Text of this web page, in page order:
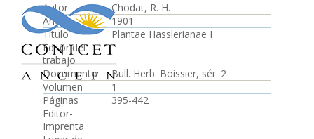
Autor
Chodat, R. H.
Año
1901
Título
Plantae Hasslerianae I
Editor del
trabajo
Documento
Bull. Herb. Boissier, sér. 2
Volumen
1
Páginas
395-442
Editor-
Imprenta